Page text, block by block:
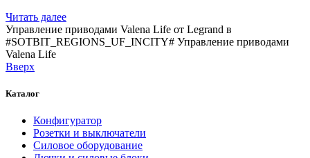
Читать далее
Управление приводами Valena Life от Legrand в
#SOTBIT_REGIONS_UF_INCITY# Управление приводами
Valena Life
Вверх
Каталог
Конфигуратор
Розетки и выключатели
Силовое оборудование